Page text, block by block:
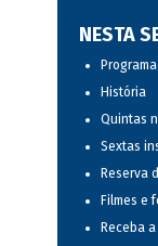
NESTA
História
Quintas
Sextas
Reserva
Filmes e
Receba